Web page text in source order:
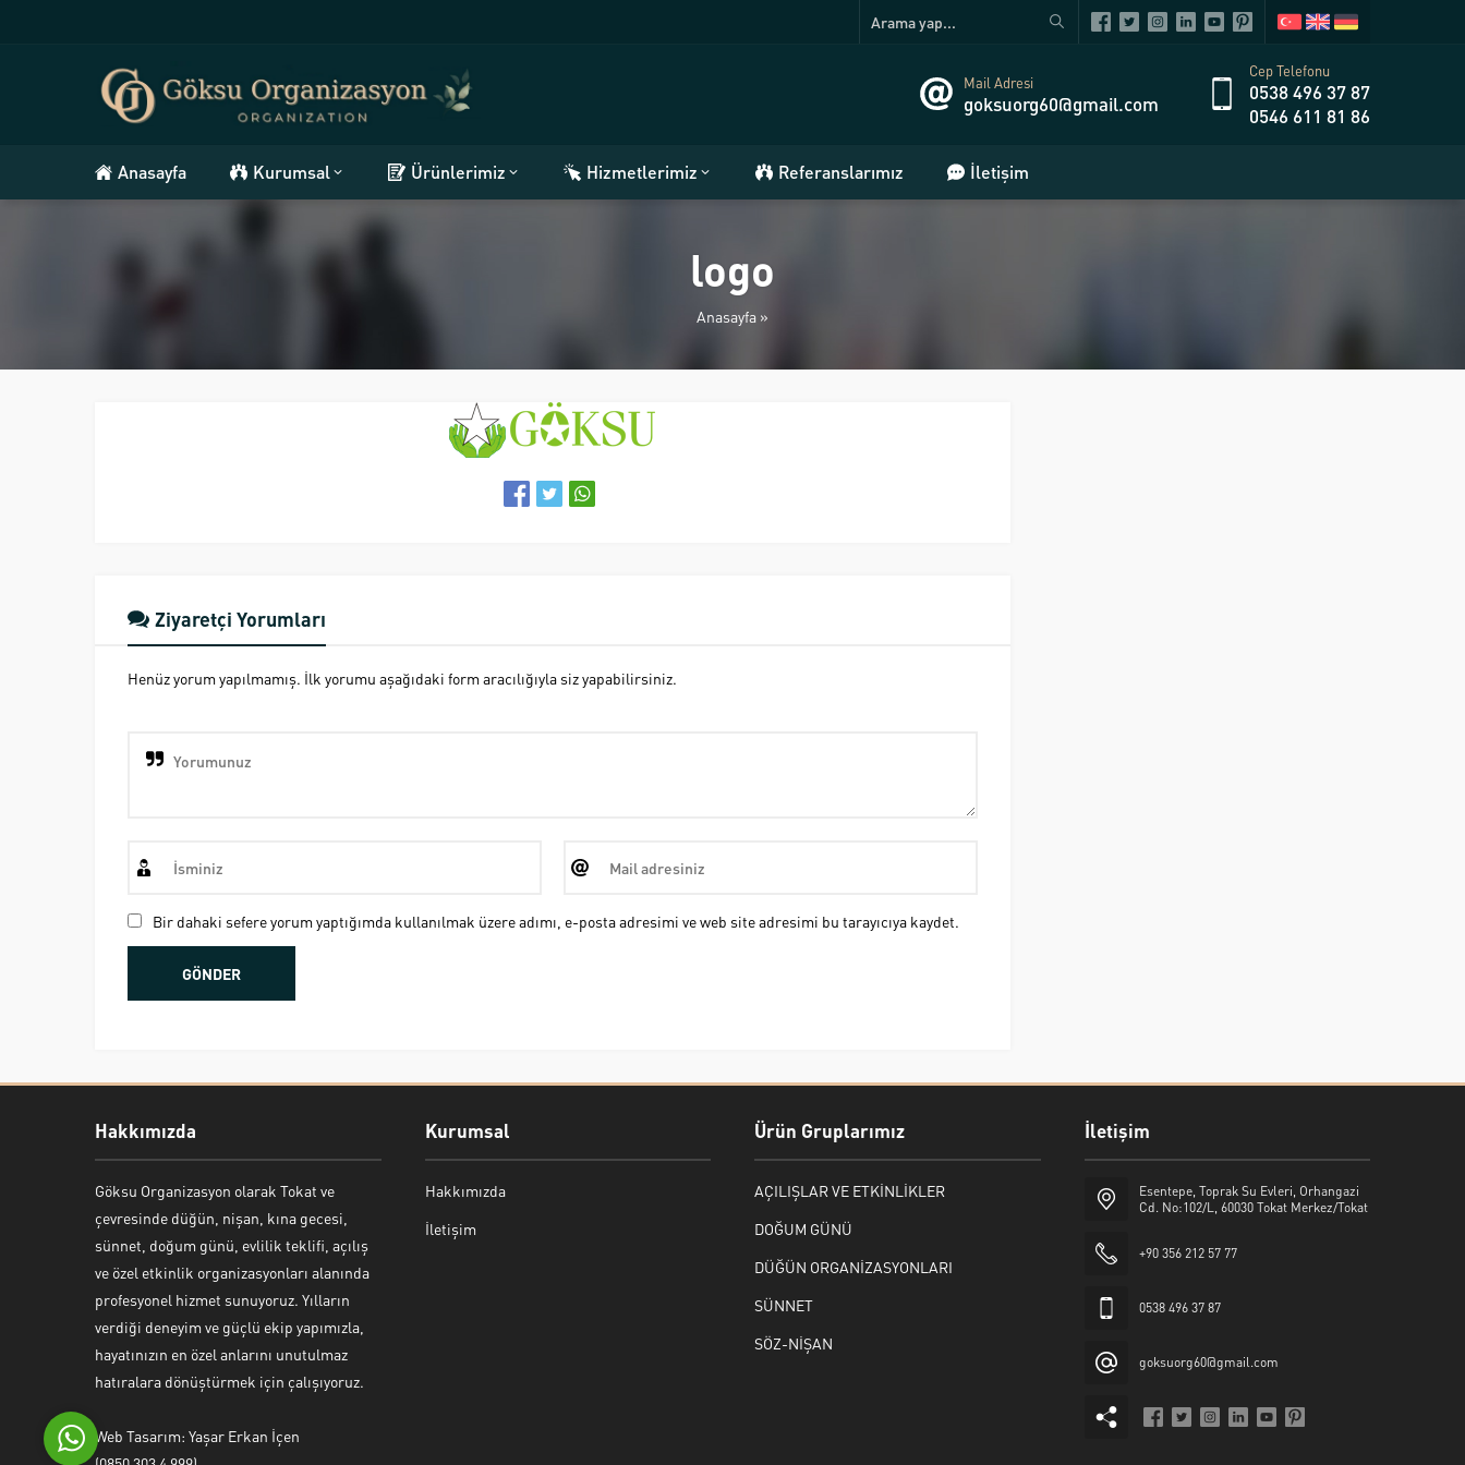
Mail Adresi
goksuorg60@gmail.com
Cep Telefonu
0538 496 37 87
0546 611 81 86
Anasayfa Kurumsal Ürünlerimiz Hizmetlerimiz Referanslarımız İletişim
logo
Anasayfa »
Ziyaretçi Yorumları
Henüz yorum yapılmamış. İlk yorumu aşağıdaki form aracılığıyla siz yapabilirsiniz.
Bir dahaki sefere yorum yaptığımda kullanılmak üzere adımı, e-posta adresimi ve web site adresimi bu tarayıcıya kaydet.
Hakkımızda
Göksu Organizasyon olarak Tokat ve
çevresinde düğün, nişan, kına gecesi,
sünnet, doğum günü, evlilik teklifi, açılış
ve özel etkinlik organizasyonları alanında
profesyonel hizmet sunuyoruz. Yılların
verdiği deneyim ve güçlü ekip yapımızla,
hayatınızın en özel anlarını unutulmaz
hatıralara dönüştürmek için çalışıyoruz.
Web Tasarım: Yaşar Erkan İçen
Kurumsal
Hakkımızda
İletişim
Ürün Gruplarımız
AÇILIŞLAR VE ETKİNLİKLER
DOĞUM GÜNÜ
DÜĞÜN ORGANİZASYONLARI
SÜNNET
SÖZ-NİŞAN
İletişim
Esentepe, Toprak Su Evleri, Orhangazi
Cd. No:102/L, 60030 Tokat Merkez/Tokat
+90 356 212 57 77
0538 496 37 87
goksuorg60@gmail.com
Bekir Kiper
Cevap Yaz